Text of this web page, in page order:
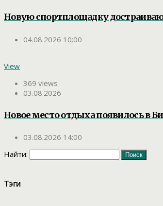
Новую спортплощадку
04.08.2026 10:00
View
369 views
03.08.2026
Новое место отдыха появилось в
03.08.2026 14:00
Найти:
Тэги